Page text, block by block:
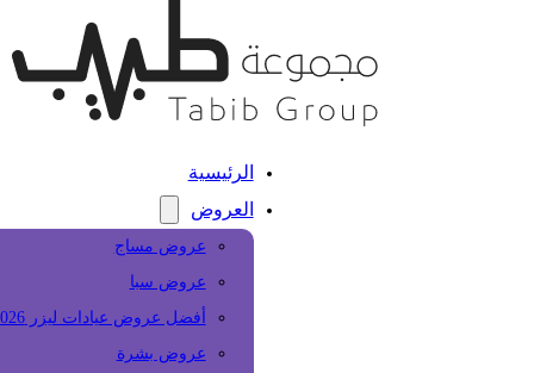
الرئيسية
العروض
عروض مساج
عروض سبا
أفضل عروض عيادات ليزر 2026
عروض بشرة